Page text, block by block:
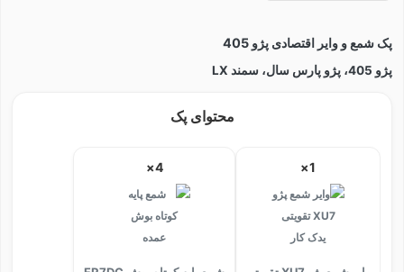
پک شمع و وایر اقتصادی پژو 405
پژو 405، پژو پارس سال، سمند LX
محتوای پک
1×
4×